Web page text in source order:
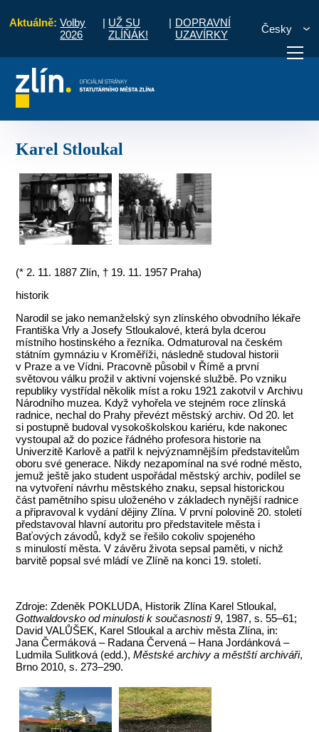
Aktuálně: Volby
2026
| UŽ SU
ZLÍŇÁK!
| DOPRAVNÍ
UZAVÍRKY
Česky
vyřídit Potřebuji zaplatit
Karel Stloukal
(* 2. 11. 1887 Zlín, † 19. 11. 1957 Praha)
historik
Narodil se jako nemanželský syn zlínského obvodního lékaře
Františka Vrly a Josefy Stloukalové, která byla dcerou
místního hostinského a řezníka. Odmaturoval na českém
státním gymnáziu v Kroměříži, následně studoval historii
v Praze a ve Vídni. Pracovně působil v Římě a první
světovou válku prožil v aktivní vojenské službě. Po vzniku
republiky vystřídal několik míst a roku 1921 zakotvil v Archivu
Národního muzea. Když vyhořela ve stejném roce zlínská
radnice, nechal do Prahy převézt městský archiv. Od 20. let
si postupně budoval vysokoškolskou kariéru, kde nakonec
vystoupal až do pozice řádného profesora historie na
Univerzitě Karlově a patřil k nejvýznamnějším představitelům
oboru své generace. Nikdy nezapomínal na své rodné město,
jemuž ještě jako student uspořádal městský archiv, podílel se
na vytvoření návrhu městského znaku, sepsal historickou
část pamětního spisu uloženého v základech nynější radnice
a připravoval k vydání dějiny Zlína. V první polovině 20. století
představoval hlavní autoritu pro představitele města i
Baťových závodů, když se řešilo cokoliv spojeného
s minulostí města. V závěru života sepsal paměti, v nichž
barvitě popsal své mládí ve Zlíně na konci 19. století.
Zdroje: Zdeněk POKLUDA, Historik Zlína Karel Stloukal,
Gottwaldovsko od minulosti k současnosti 9, 1987, s. 55–61;
David VALŮŠEK, Karel Stloukal a archiv města Zlína, in:
Jana Čermáková – Radana Červená – Hana Jordánková –
Ludmila Sulitková (edd.),Městské archivy a městští archiváři,
Brno 2010, s. 273–290.